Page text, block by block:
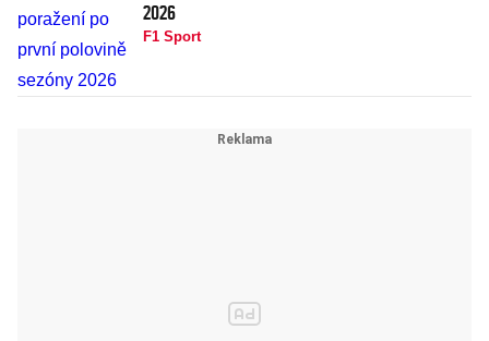
2026
F1 Sport